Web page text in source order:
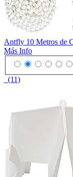
Antfly 10 Metros de
Más Info
(11)